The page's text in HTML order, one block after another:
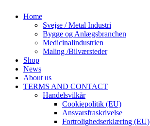
Home
Svejse / Metal Industri
Bygge og Anlægsbranchen
Medicinalindustrien
Maling /Bilværsteder
Shop
News
About us
TERMS AND CONTACT
Handelsvilkår
Cookiepolitik (EU)
Ansvarsfraskrivelse
Fortrolighedserklæring (EU)